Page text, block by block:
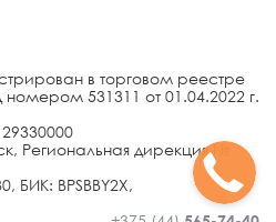
в торговом реестре
531311 от 01.04.2022 г.
Региональная дирекция №
BPSBBY2X,